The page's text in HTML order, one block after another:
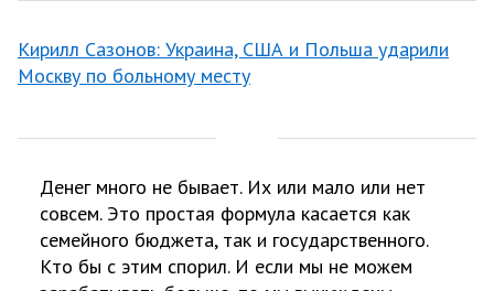
Кирилл Сазонов: Украина, США и Польша ударили
Москву по больному месту
Денег много не бывает. Их или мало или нет
совсем. Это простая формула касается как
семейного бюджета, так и государственного.
Кто бы с этим спорил. И если мы не можем